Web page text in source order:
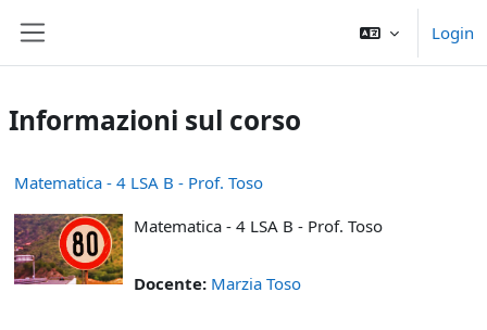
Login
Informazioni sul corso
Matematica - 4 LSA B - Prof. Toso
Matematica - 4 LSA B - Prof. Toso
Docente: Marzia Toso